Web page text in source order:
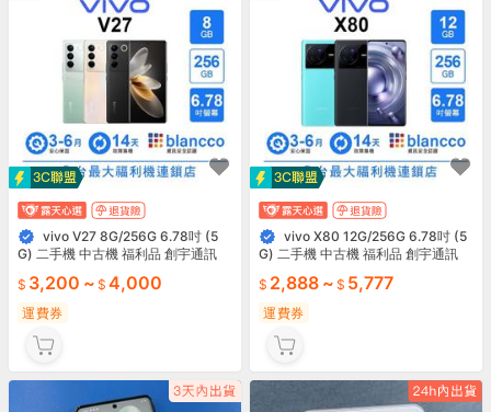
vivo V27 8G/256G 6.78吋 (5
G) 二手機 中古機 福利品 創宇通訊
3,200 ~ 4,000
運費券
vivo X80 12G/256G 6.78吋 (5
G) 二手機 中古機 福利品 創宇通訊
2,888 ~ 5,777
運費券